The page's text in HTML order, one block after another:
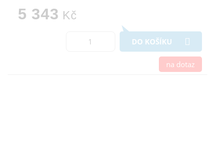
5 343 Kč
DO KOŠÍKU
na dotaz